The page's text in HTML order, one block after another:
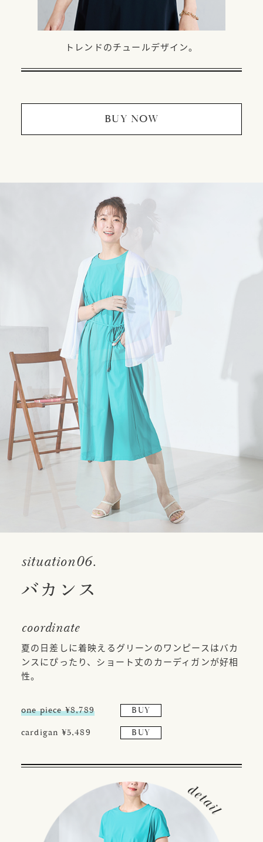
トレンドのチュールデザイン。
BUY NOW
situation06.
バカンス
coordinate
夏の日差しに着映えるグリーンのワンピースはバカ
ンスにぴったり、ショート丈のカーディガンが好相
性。
one piece ¥8,789 BUY
cardigan ¥5,489 BUY